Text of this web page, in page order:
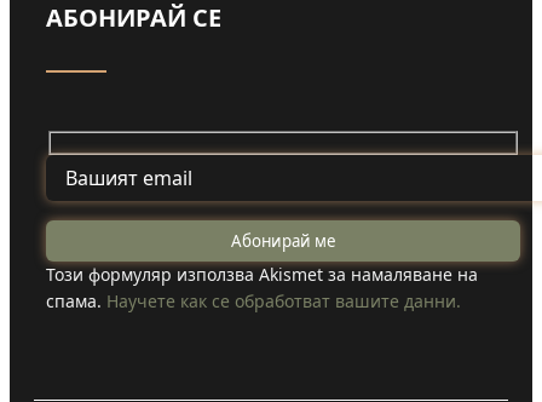
АБОНИРАЙ СЕ
Този формуляр използва Akismet за намаляване на
спама. Научете как се обработват вашите данни.